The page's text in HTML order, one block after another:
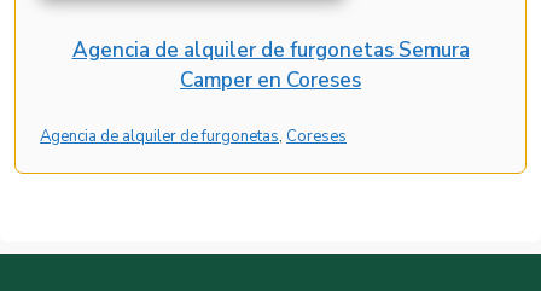
Agencia de alquiler de furgonetas Semura
Camper en Coreses
Agencia de alquiler de furgonetas, Coreses